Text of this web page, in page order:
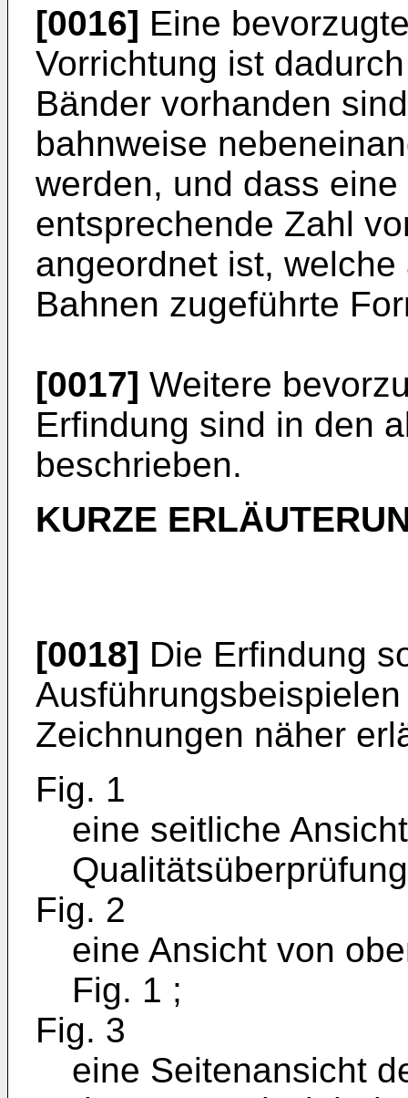
[0016] Eine
Vorrichtung ist
Bänder vorhanden
bahnweise
werden, und dass
entsprechende Zahl
angeordnet ist,
Bahnen zugeführte
[0017] Weitere
Erfindung sind in den
beschrieben.
KURZE
[0018] Die Erfindung
Zeichnungen näher
Fig. 1
eine seitliche
Fig. 2
eine Ansicht von
Fig. 1 ;
Fig. 3
eine Seitenansicht